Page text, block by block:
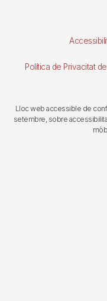
Política de Privacitat
Lloc web accessible de
setembre, sobre